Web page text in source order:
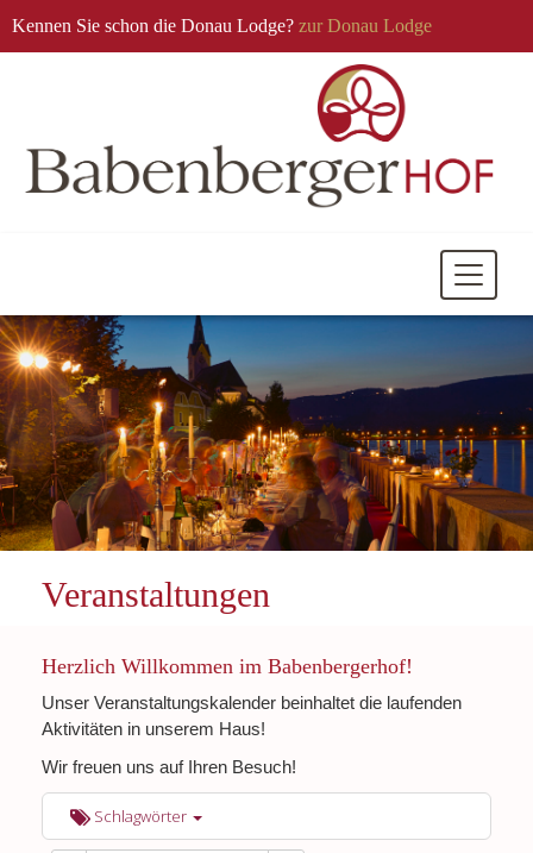
Kennen Sie schon die Donau Lodge? zur Donau Lodge
Mobile
Veranstaltungen
Herzlich Willkommen im Babenbergerhof!
Unser Veranstaltungskalender beinhaltet die laufenden
Aktivitäten in unserem Haus!
Wir freuen uns auf Ihren Besuch!
Schlagwörter